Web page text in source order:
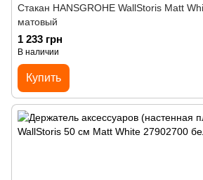
Стакан HANSGROHE WallStoris Matt
матовый
1 233 грн
В наличии
Купить